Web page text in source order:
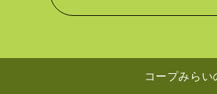
コープみらい